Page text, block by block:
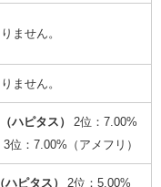
ません。
ません。
ハピタス）
2位：7.00%
3位：7.00%（アメフリ）
ピタス）
2位：5.00%